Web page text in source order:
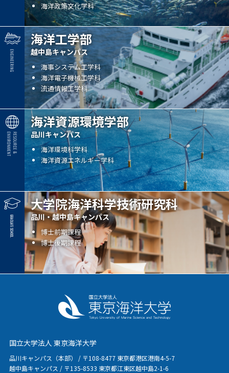
海洋政策文化学科
海洋工学部
越中島キャンパス
海事システム工学科
海洋電子機械工学科
流通情報工学科
海洋資源環境学部
品川キャンパス
海洋環境科学科
海洋資源エネルギー学科
大学院海洋科学技術研究科
品川・越中島キャンパス
博士前期課程
博士後期課程
国立大学法人 東京海洋大学
品川キャンパス（本部） / 〒108-8477 東京都港区港南4-5-7
越中島キャンパス / 〒135-8533 東京都江東区越中島2-1-6